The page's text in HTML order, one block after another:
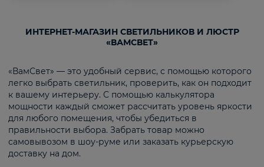
ИНТЕРНЕТ-МАГАЗИН СВЕТИЛЬНИКОВ И ЛЮСТР
«ВАМСВЕТ»
«ВамСвет» — это удобный сервис, с помощью которого
легко выбрать светильник, проверить, как он подходит
к вашему интерьеру. С помощью калькулятора
мощности каждый сможет рассчитать уровень яркости
для любого помещения, чтобы убедиться в
правильности выбора. Забрать товар можно
самовывозом в шоу-руме или заказать курьерскую
доставку на дом.